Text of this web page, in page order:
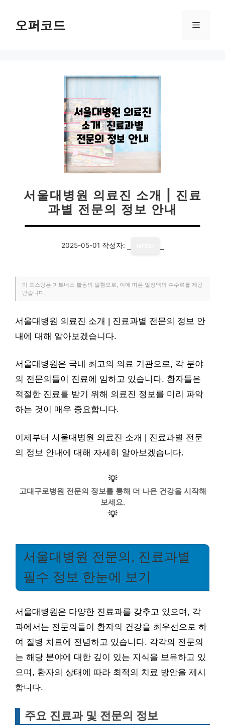
오퍼코드 메
서울대병원 의료진 소개 | 진료
과별 전문의 정보 안내
2025-05-01 작성자:
이 포스팅은 파트너스 활동의 일환으로, 이에 따른 일정액의 수수료를 제공
받습니다.
서울대병원 의료진 소개 | 진료과별 전문의 정보 안
내에 대해 알아보겠습니다.
서울대병원은 국내 최고의 의료 기관으로, 각 분야
의 전문의들이 진료에 임하고 있습니다. 환자들은
적절한 진료를 받기 위해 의료진 정보를 미리 파악
하는 것이 매우 중요합니다.
이제부터 서울대병원 의료진 소개 | 진료과별 전문
의 정보 안내에 대해 자세히 알아보겠습니다.
💡
고대구로병원 전문의 정보를 통해 더 나은 건강을 시작해
보세요.
💡
서울대병원 전문의, 진료과별
필수 정보 한눈에 보기
서울대병원은 다양한 진료과를 갖추고 있으며, 각
과에서는 전문의들이 환자의 건강을 최우선으로 하
여 질병 치료에 전념하고 있습니다. 각각의 전문의
는 해당 분야에 대한 깊이 있는 지식을 보유하고 있
으며, 환자의 상태에 따라 최적의 치료 방안을 제시
합니다.
주요 진료과 및 전문의 정보